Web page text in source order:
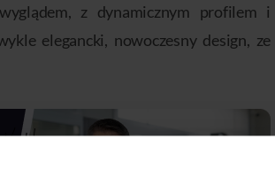
z dynamicznym profilem i
elegancki, nowoczesny design, ze